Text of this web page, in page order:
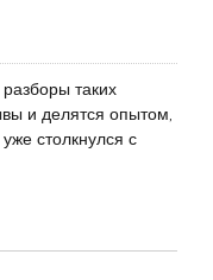
разборы таких
и делятся опытом,
столкнулся с